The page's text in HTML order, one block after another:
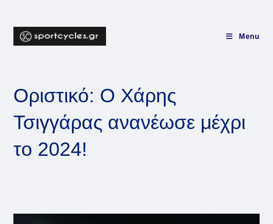
content
Menu
Οριστικό: Ο Χάρης
Τσιγγάρας ανανέωσε μέχρι
το 2024!